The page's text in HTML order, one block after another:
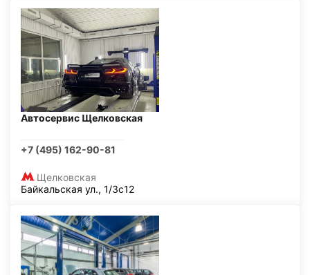
Автосервис Щелковская
+7 (495) 162-90-81
Щелковская
Байкальская ул., 1/3с12